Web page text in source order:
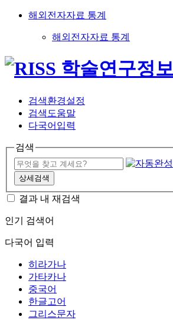
해외전자자료 통계
해외전자자료 통계
검색환경설정
검색도움말
다국어입력
검색
상세검색
결과 내 재검색
인기 검색어
다국어 입력
히라가나
가타카나
중국어
한글고어
그리스문자